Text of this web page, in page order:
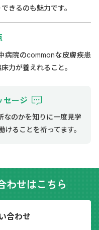
きるのも魅力です。
病院のcommonな皮膚疾患
力が養えれること。
セージ
なのかを知りに一度見学
ることを祈ってます。
わせはこちら
合わせ